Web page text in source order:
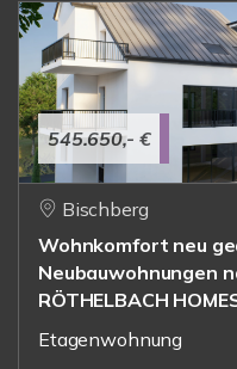
545.650,- €
Bischberg
Wohnkomfort neu
Neubauwohnungen
RÖTHELBACH
Etagenwohnung